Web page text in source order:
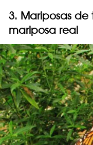
3. Mariposas
mariposa real